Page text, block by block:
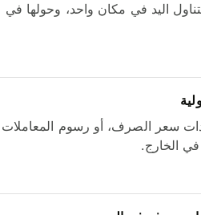
اليد في مكان واحد، وحولها في
سعر الصرف، أو رسوم المعاملات
الخارج.